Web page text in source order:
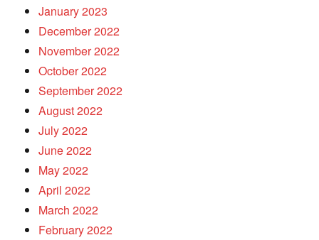
January 2023
December 2022
November 2022
October 2022
September 2022
August 2022
July 2022
June 2022
May 2022
April 2022
March 2022
February 2022